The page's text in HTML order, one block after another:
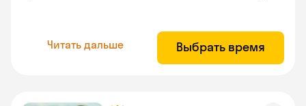
Читать дальше Выбрать время